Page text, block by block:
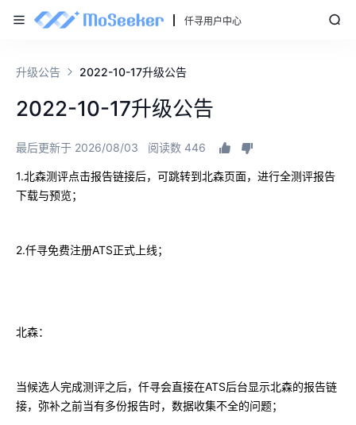
仟寻用户中心
升级公告 2022-10-17升级公告
2022-10-17升级公告
最后更新于 2026/08/03 阅读数 446
1.北森测评点击报告链接后，可跳转到北森页面，进行全测评报告
下载与预览；
2.仟寻免费注册ATS正式上线；
北森：
当候选人完成测评之后，仟寻会直接在ATS后台显示北森的报告链
接，弥补之前当有多份报告时，数据收集不全的问题；